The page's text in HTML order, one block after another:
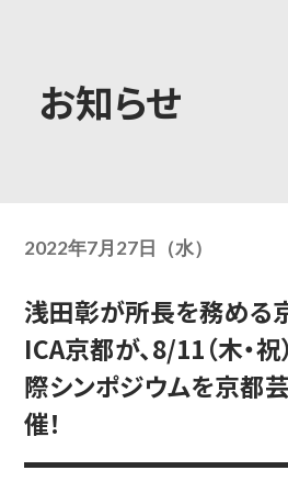
教育・社会連携
お知らせ
2022年7月27日（水）
浅田彰が所長を務める
ICA京都が、8/11（木・
際シンポジウムを京都
催！